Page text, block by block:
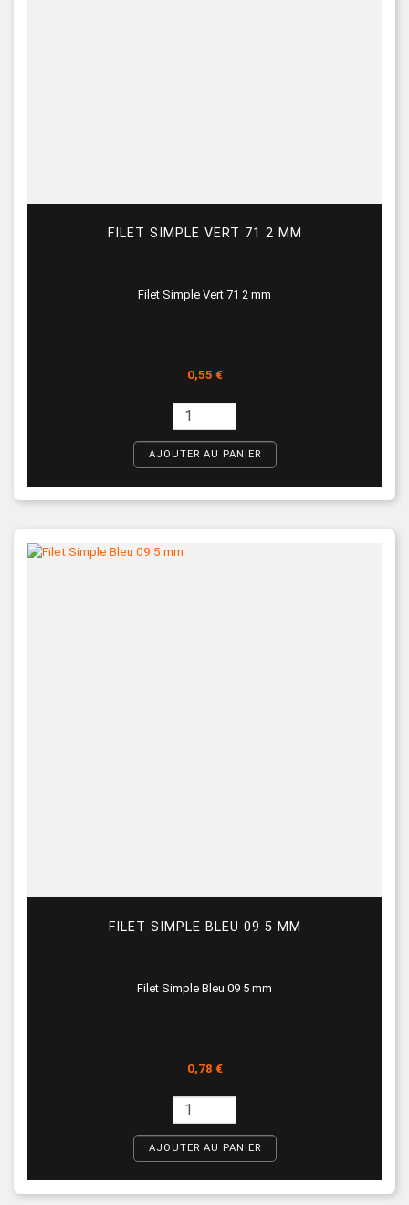
FILET SIMPLE VERT 71 2 MM
Filet Simple Vert 71 2 mm
Prix
0,55 €
AJOUTER AU PANIER
FILET SIMPLE BLEU 09 5 MM
Filet Simple Bleu 09 5 mm
Prix
0,78 €
AJOUTER AU PANIER